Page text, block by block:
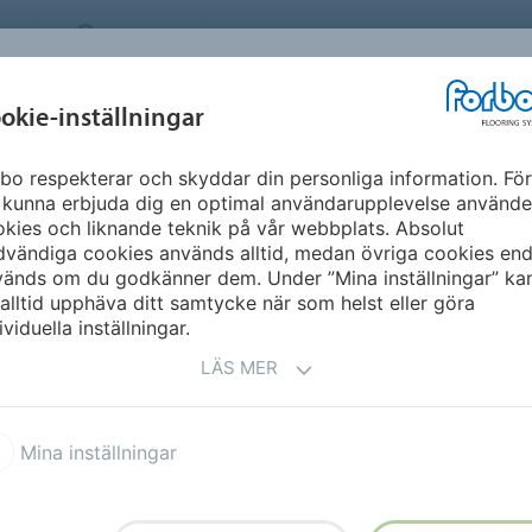
SWEDEN
MILJÖ &
HÅLLBARHET
Borås – Marmoleum & Sphera
TILLBAKA TILL
& Sphera
inställningar
respekterar och skyddar din personliga information. För
erbjuda dig en optimal användarupplevelse
och liknande teknik på vår webbplats. Absolut
cookies används alltid, medan övriga cookies
om du godkänner dem. Under ”Mina inställningar”
upphäva ditt samtycke när som helst eller göra
inställningar.
LÄS MER
Mina inställningar